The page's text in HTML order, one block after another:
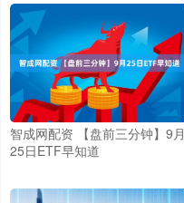
智成网配资 【盘前三分钟】9月
25日ETF早知道